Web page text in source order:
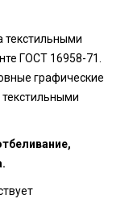
текстильными
ГОСТ 16958-71.
графические